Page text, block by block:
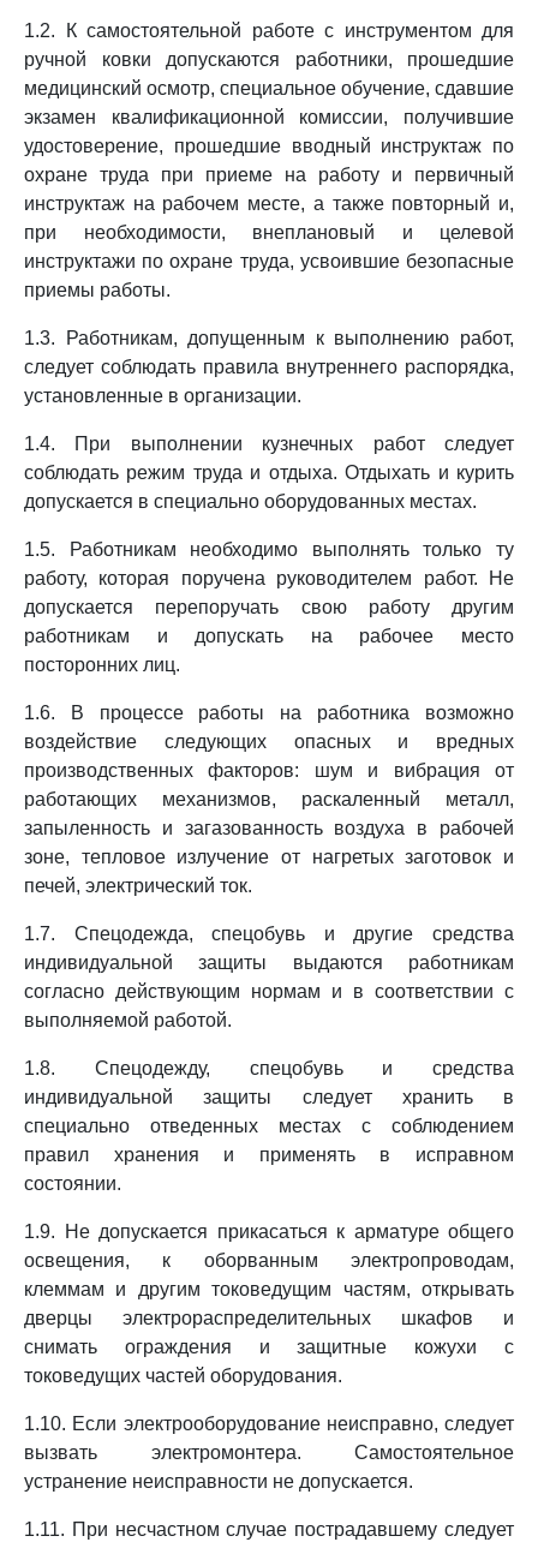
1.2. К самостоятельной работе с инструментом для
ручной ковки допускаются работники, прошедшие
медицинский осмотр, специальное обучение, сдавшие
экзамен квалификационной комиссии, получившие
удостоверение, прошедшие вводный инструктаж по
охране труда при приеме на работу и первичный
инструктаж на рабочем месте, а также повторный и,
при необходимости, внеплановый и целевой
инструктажи по охране труда, усвоившие безопасные
приемы работы.
1.3. Работникам, допущенным к выполнению работ,
следует соблюдать правила внутреннего распорядка,
установленные в организации.
1.4. При выполнении кузнечных работ следует
соблюдать режим труда и отдыха. Отдыхать и курить
допускается в специально оборудованных местах.
1.5. Работникам необходимо выполнять только ту
работу, которая поручена руководителем работ. Не
допускается перепоручать свою работу другим
работникам и допускать на рабочее место
посторонних лиц.
1.6. В процессе работы на работника возможно
воздействие следующих опасных и вредных
производственных факторов: шум и вибрация от
работающих механизмов, раскаленный металл,
запыленность и загазованность воздуха в рабочей
зоне, тепловое излучение от нагретых заготовок и
печей, электрический ток.
1.7. Спецодежда, спецобувь и другие средства
индивидуальной защиты выдаются работникам
согласно действующим нормам и в соответствии с
выполняемой работой.
1.8. Спецодежду, спецобувь и средства
индивидуальной защиты следует хранить в
специально отведенных местах с соблюдением
правил хранения и применять в исправном
состоянии.
1.9. Не допускается прикасаться к арматуре общего
освещения, к оборванным электропроводам,
клеммам и другим токоведущим частям, открывать
дверцы электрораспределительных шкафов и
снимать ограждения и защитные кожухи с
токоведущих частей оборудования.
1.10. Если электрооборудование неисправно, следует
вызвать электромонтера. Самостоятельное
устранение неисправности не допускается.
1.11. При несчастном случае пострадавшему следует